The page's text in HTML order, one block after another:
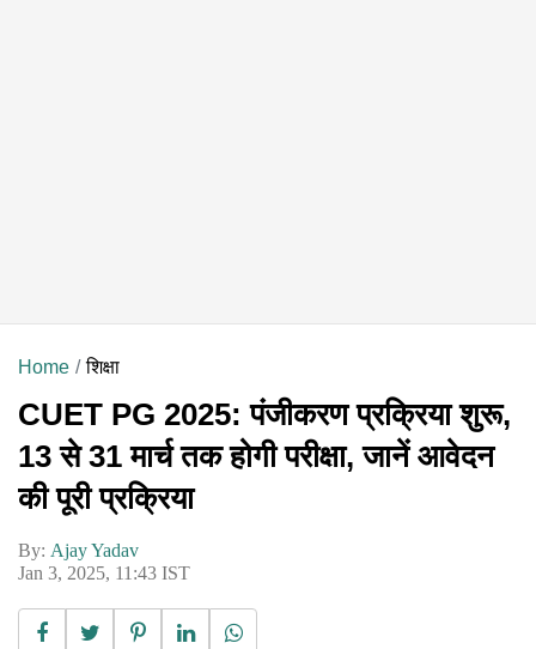
Home शिक्षा
CUET PG 2025: पंजीकरण प्रक्रिया शुरू,
13 से 31 मार्च तक होगी परीक्षा, जानें आवेदन
की पूरी प्रक्रिया
By: Ajay Yadav
Jan 3, 2025, 11:43 IST